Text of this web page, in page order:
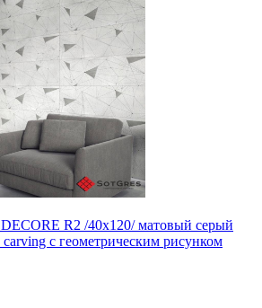
R2 /40х120/ матовый серый
с геометрическим рисунком